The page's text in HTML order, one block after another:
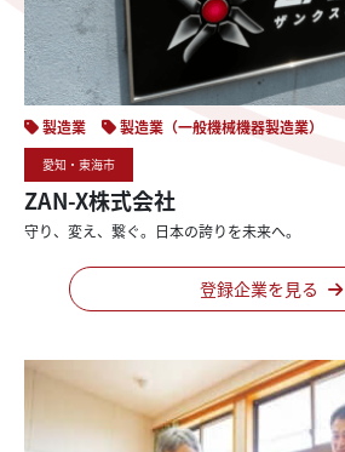
製造業 製造業（一般機械機器製造業）
愛知・東海市
ZAN-X株式会社
守り、 変え、 繋ぐ。 日本の誇りを未来へ。
登録企業を見る